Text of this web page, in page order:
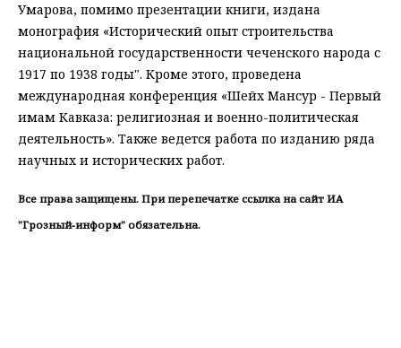
Умарова, помимо презентации книги, издана
монография «Исторический опыт строительства
национальной государственности чеченского народа с
1917 по 1938 годы". Кроме этого, проведена
международная конференция «Шейх Мансур - Первый
имам Кавказа: религиозная и военно-политическая
деятельность». Также ведется работа по изданию ряда
научных и исторических работ.
Все права защищены. При перепечатке ссылка на сайт ИА
"Грозный-информ" обязательна.